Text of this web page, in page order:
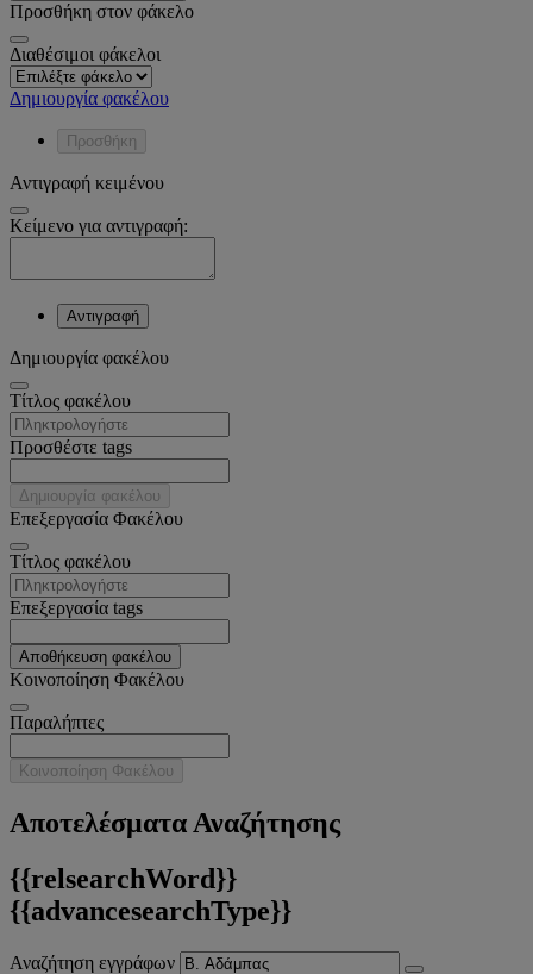
Προσθήκη στον φάκελο
Διαθέσιμοι φάκελοι
Δημιουργία φακέλου
Προσθήκη
Αντιγραφή κειμένου
Κείμενο για αντιγραφή:
Αντιγραφή
Δημιουργία φακέλου
Tίτλος φακέλου
Προσθέστε tags
Δημιουργία φακέλου
Επεξεργασία Φακέλου
Tίτλος φακέλου
Επεξεργασία tags
Αποθήκευση φακέλου
Κοινοποίηση Φακέλου
Παραλήπτες
Κοινοποίηση Φακέλου
Αποτελέσματα Αναζήτησης
{{relsearchWord}}
{{advancesearchType}}
Αναζήτηση εγγράφων